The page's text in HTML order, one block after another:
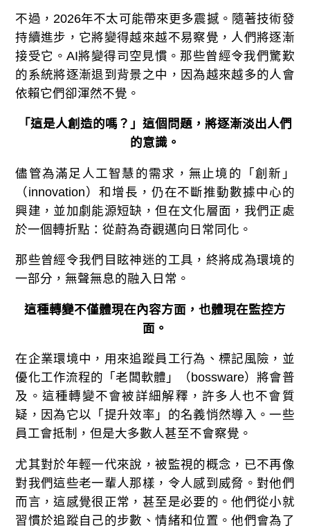
不過，2026年不太可能帶來更多震撼。隨著技術發
持續進步，它將變得越來越不易察覺，人們將逐漸
接受它。AI將變得司空見慣。那些曾經令我們驚歎
的系統將逐漸退到背景之中，因為越來越多的人會
依賴它們卻渾然不覺。
「這是人創造的嗎？」這個問題，將逐漸淡出人們
的意識。
儘管為滿足人工智慧的需求，無止境的「創新」
（innovation）和增長，仍在不斷推動數據中心的
興建，並加劇能源短缺，但在文化層面，我們正處
於一個轉折點：從蔚為奇觀邁向日常同化。
那些曾經令我們目眩神迷的工具，終將成為環境的
一部分，無聲無息的融入日常。
這種轉變不僅體現在內容方面，也體現在監控方
面。
在企業環境中，用來追蹤員工行為、標記風險，並
優化工作流程的「老闆軟體」（bossware）將會普
及。這種轉變不會被詳細解釋，許多人也不會質
疑，因為它以「提升效率」的名義悄然導入。一些
員工會抵制，但是大多數人甚至不會察覺。
尤其對於年輕一代來說，被監視的概念，已不再像
對我們這些老一輩人那樣，令人感到威脅。對他們
而言，這感覺很正常，甚至是必要的。他們從小就
習慣於追蹤自己的步數、情緒和位置。他們會為了